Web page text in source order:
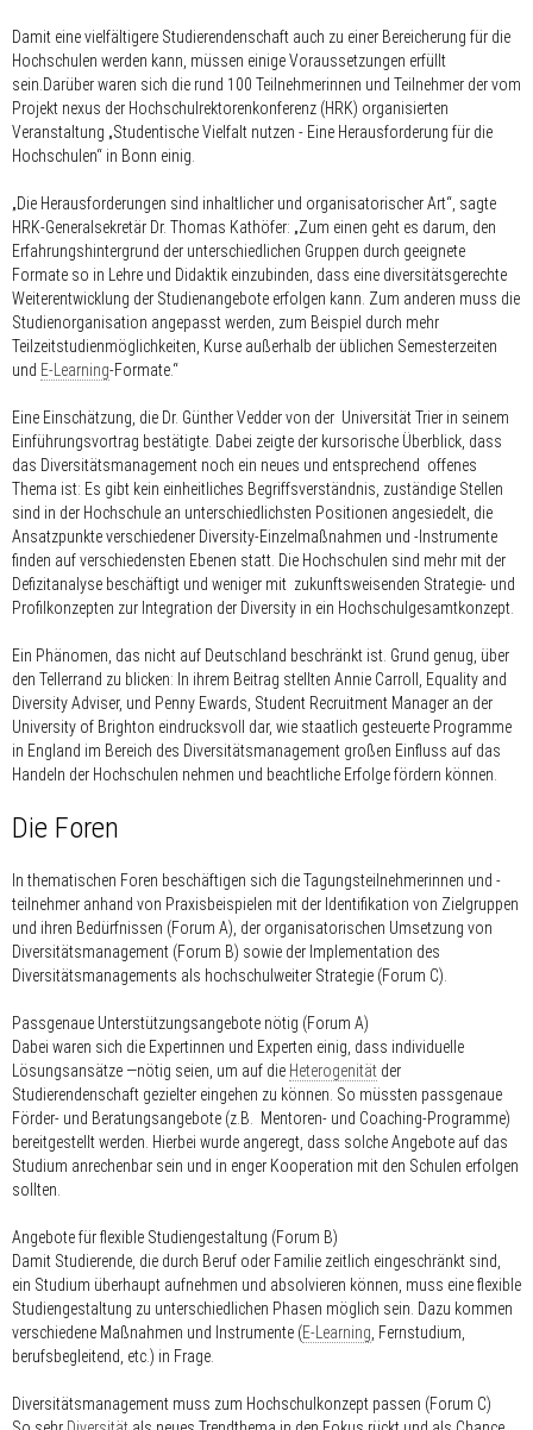
Damit eine vielfältigere Studierendenschaft auch zu einer Bereicherung für die
Hochschulen werden kann, müssen einige Voraussetzungen erfüllt
sein.Darüber waren sich die rund 100 Teilnehmerinnen und Teilnehmer der vom
Projekt nexus der Hochschulrektorenkonferenz (HRK) organisierten
Veranstaltung „Studentische Vielfalt nutzen - Eine Herausforderung für die
Hochschulen“ in Bonn einig.
„Die Herausforderungen sind inhaltlicher und organisatorischer Art“, sagte
HRK-Generalsekretär Dr. Thomas Kathöfer: „Zum einen geht es darum, den
Erfahrungshintergrund der unterschiedlichen Gruppen durch geeignete
Formate so in Lehre und Didaktik einzubinden, dass eine diversitätsgerechte
Weiterentwicklung der Studienangebote erfolgen kann. Zum anderen muss die
Studienorganisation angepasst werden, zum Beispiel durch mehr
Teilzeitstudienmöglichkeiten, Kurse außerhalb der üblichen Semesterzeiten
und E-Learning-Formate.“
Eine Einschätzung, die Dr. Günther Vedder von der Universität Trier in seinem
Einführungsvortrag bestätigte. Dabei zeigte der kursorische Überblick, dass
das Diversitätsmanagement noch ein neues und entsprechend offenes
Thema ist: Es gibt kein einheitliches Begriffsverständnis, zuständige Stellen
sind in der Hochschule an unterschiedlichsten Positionen angesiedelt, die
Ansatzpunkte verschiedener Diversity-Einzelmaßnahmen und -Instrumente
finden auf verschiedensten Ebenen statt. Die Hochschulen sind mehr mit der
Defizitanalyse beschäftigt und weniger mit zukunftsweisenden Strategie- und
Profilkonzepten zur Integration der Diversity in ein Hochschulgesamtkonzept.
Ein Phänomen, das nicht auf Deutschland beschränkt ist. Grund genug, über
den Tellerrand zu blicken: In ihrem Beitrag stellten Annie Carroll, Equality and
Diversity Adviser, und Penny Ewards, Student Recruitment Manager an der
University of Brighton eindrucksvoll dar, wie staatlich gesteuerte Programme
in England im Bereich des Diversitätsmanagement großen Einfluss auf das
Handeln der Hochschulen nehmen und beachtliche Erfolge fördern können.
Die Foren
In thematischen Foren beschäftigen sich die Tagungsteilnehmerinnen und -
teilnehmer anhand von Praxisbeispielen mit der Identifikation von Zielgruppen
und ihren Bedürfnissen (Forum A), der organisatorischen Umsetzung von
Diversitätsmanagement (Forum B) sowie der Implementation des
Diversitätsmanagements als hochschulweiter Strategie (Forum C).
Passgenaue Unterstützungsangebote nötig (Forum A)
Dabei waren sich die Expertinnen und Experten einig, dass individuelle
Lösungsansätze —nötig seien, um auf die Heterogenität der
Studierendenschaft gezielter eingehen zu können. So müssten passgenaue
Förder- und Beratungsangebote (z.B. Mentoren- und Coaching-Programme)
bereitgestellt werden. Hierbei wurde angeregt, dass solche Angebote auf das
Studium anrechenbar sein und in enger Kooperation mit den Schulen erfolgen
sollten.
Angebote für flexible Studiengestaltung (Forum B)
Damit Studierende, die durch Beruf oder Familie zeitlich eingeschränkt sind,
ein Studium überhaupt aufnehmen und absolvieren können, muss eine flexible
Studiengestaltung zu unterschiedlichen Phasen möglich sein. Dazu kommen
verschiedene Maßnahmen und Instrumente (E-Learning , Fernstudium,
berufsbegleitend, etc.) in Frage.
Diversitätsmanagement muss zum Hochschulkonzept passen (Forum C)